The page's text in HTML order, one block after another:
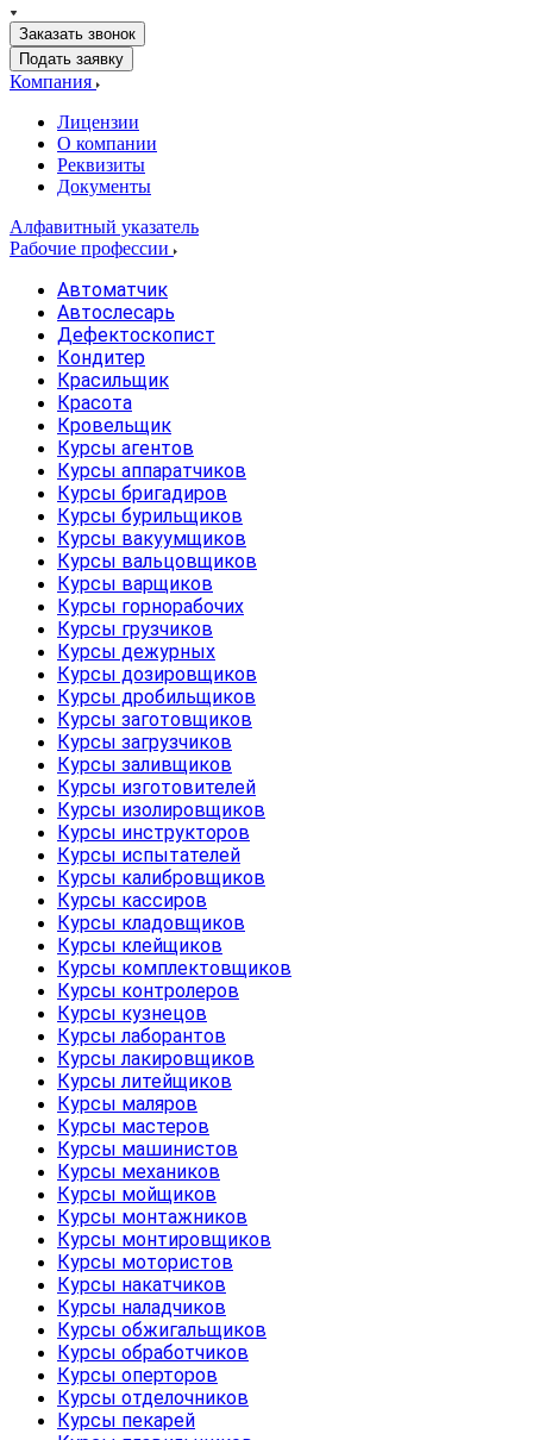
Заказать звонок
Подать заявку
Компания
Лицензии
О компании
Реквизиты
Документы
Алфавитный указатель
Рабочие профессии
Автоматчик
Автослесарь
Дефектоскопист
Кондитер
Красильщик
Красота
Кровельщик
Курсы агентов
Курсы аппаратчиков
Курсы бригадиров
Курсы бурильщиков
Курсы вакуумщиков
Курсы вальцовщиков
Курсы варщиков
Курсы горнорабочих
Курсы грузчиков
Курсы дежурных
Курсы дозировщиков
Курсы дробильщиков
Курсы заготовщиков
Курсы загрузчиков
Курсы заливщиков
Курсы изготовителей
Курсы изолировщиков
Курсы инструкторов
Курсы испытателей
Курсы калибровщиков
Курсы кассиров
Курсы кладовщиков
Курсы клейщиков
Курсы комплектовщиков
Курсы контролеров
Курсы кузнецов
Курсы лаборантов
Курсы лакировщиков
Курсы литейщиков
Курсы маляров
Курсы мастеров
Курсы машинистов
Курсы механиков
Курсы мойщиков
Курсы монтажников
Курсы монтировщиков
Курсы мотористов
Курсы накатчиков
Курсы наладчиков
Курсы обжигальщиков
Курсы обработчиков
Курсы оперторов
Курсы отделочников
Курсы пекарей